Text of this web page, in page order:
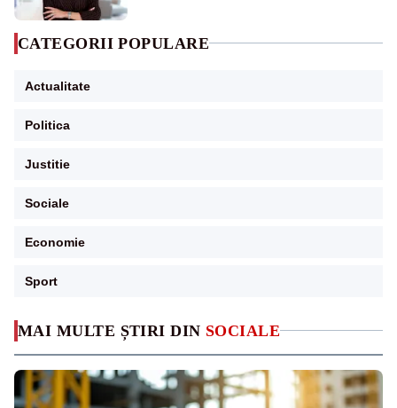
MAI MULTE ȘTIRI DIN SOCIALE
CATEGORII POPULARE
Actualitate
Politica
Justitie
Sociale
Economie
Sport